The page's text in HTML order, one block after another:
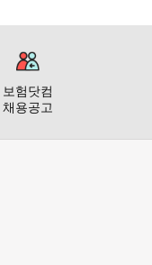
보험닷컴
채용공고